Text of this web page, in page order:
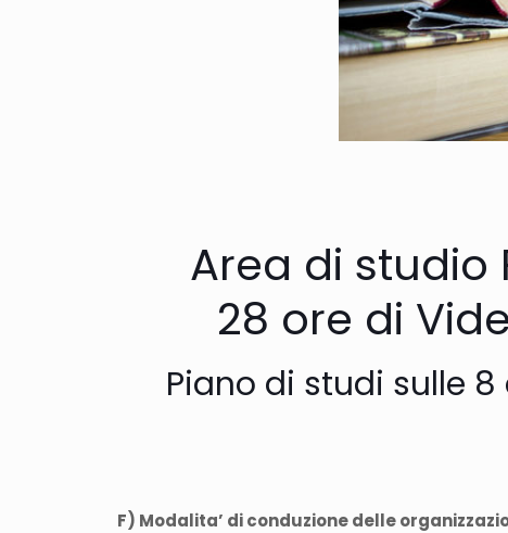
Area di studio
28 ore di
Piano di studi sulle
F) Modalita’ di conduzione delle